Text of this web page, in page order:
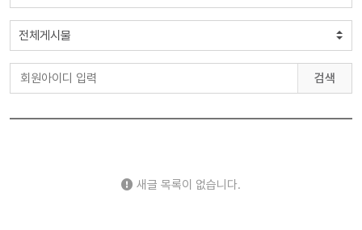
검색
새글 목록이 없습니다.